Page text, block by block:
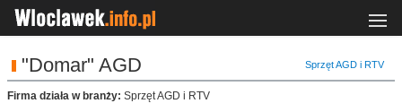
"Domar" AGD Sprzęt AGD i RTV
Firma działa w branży: Sprzęt AGD i RTV